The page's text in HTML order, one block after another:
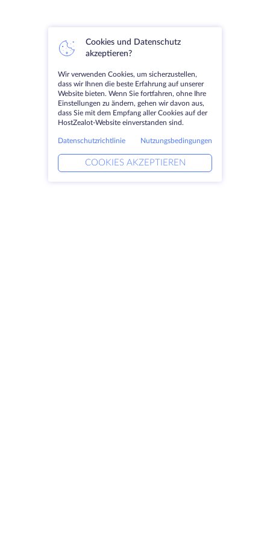
Cookies und Datenschutz
akzeptieren?
Wir verwenden Cookies, um sicherzustellen,
dass wir Ihnen die beste Erfahrung auf unserer
Website bieten. Wenn Sie fortfahren, ohne Ihre
Einstellungen zu ändern, gehen wir davon aus,
dass Sie mit dem Empfang aller Cookies auf der
HostZealot-Website einverstanden sind.
Datenschutzrichtlinie Nutzungsbedingungen
COOKIES AKZEPTIEREN